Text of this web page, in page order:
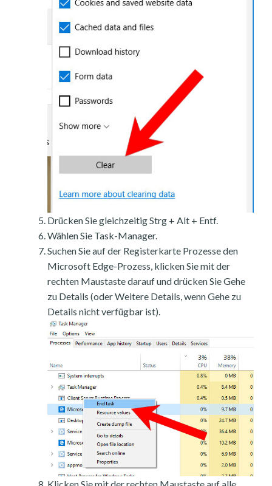
Drücken Sie gleichzeitig Strg + Alt + Entf.
Wählen Sie Task-Manager.
Suchen Sie auf der Registerkarte Prozesse den
Microsoft Edge-Prozess, klicken Sie mit der
rechten Maustaste darauf und drücken Sie Gehe
zu Details (oder Weitere Details, wenn Gehe zu
Details nicht verfügbar ist).